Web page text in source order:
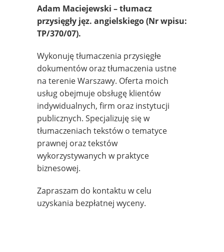
Adam Maciejewski – tłumacz
przysięgły jęz. angielskiego(Nr wpisu:
TP/370/07).
Wykonuję tłumaczenia przysięgłe
dokumentów oraz tłumaczenia ustne
na terenie Warszawy. Oferta moich
usług obejmuje obsługę klientów
indywidualnych, firm oraz instytucji
publicznych. Specjalizuję się w
tłumaczeniach tekstów o tematyce
prawnej oraz tekstów
wykorzystywanych w praktyce
biznesowej.
Zapraszam do kontaktu w celu
uzyskania bezpłatnej wyceny.